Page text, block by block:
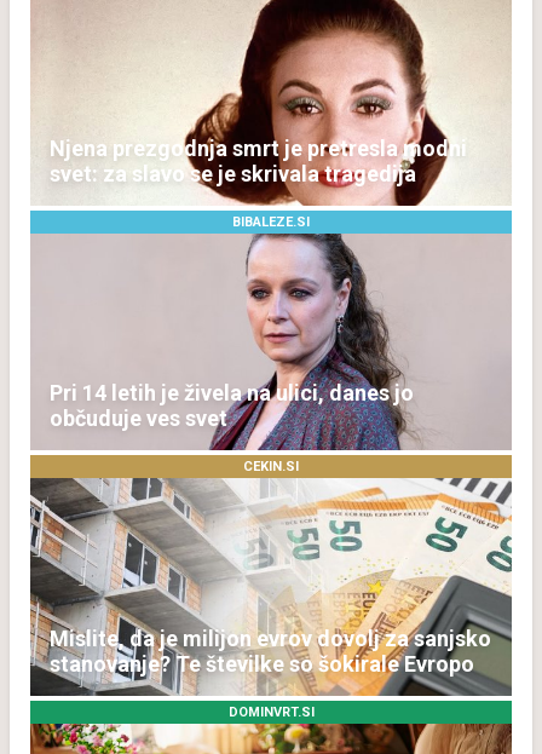
Njena prezgodnja smrt je pretresla modni
svet: za slavo se je skrivala tragedija
BIBALEZE.SI
Pri 14 letih je živela na ulici, danes jo
občuduje ves svet
CEKIN.SI
Mislite, da je milijon evrov dovolj za sanjsko
stanovanje? Te številke so šokirale Evropo
DOMINVRT.SI